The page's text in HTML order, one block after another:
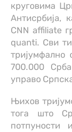
круговима
Антисрбија,
CNN affiliate
quanti. Сви
тријумфално
700.000
управо
Њихов
тога што
потпуности